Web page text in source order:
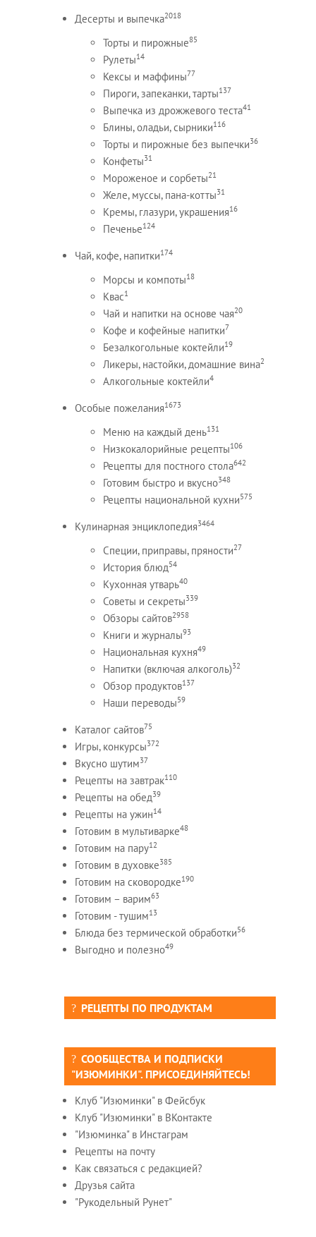
Десерты и выпечка2018
Торты и пирожные85
Рулеты14
Кексы и маффины77
Пироги, запеканки, тарты137
Выпечка из дрожжевого теста41
Блины, оладьи, сырники116
Торты и пирожные без выпечки36
Конфеты31
Мороженое и сорбеты21
Желе, муссы, пана-котты31
Кремы, глазури, украшения16
Печенье124
Чай, кофе, напитки174
Морсы и компоты18
Квас1
Чай и напитки на основе чая20
Кофе и кофейные напитки7
Безалкогольные коктейли19
Ликеры, настойки, домашние вина2
Алкогольные коктейли4
Особые пожелания1673
Меню на каждый день131
Низкокалорийные рецепты106
Рецепты для постного стола642
Готовим быстро и вкусно348
Рецепты национальной кухни575
Кулинарная энциклопедия3464
Специи, приправы, пряности27
История блюд54
Кухонная утварь40
Советы и секреты339
Обзоры сайтов2958
Книги и журналы93
Национальная кухня49
Напитки (включая алкоголь)32
Обзор продуктов137
Наши переводы59
Каталог сайтов75
Игры, конкурсы372
Вкусно шутим37
Рецепты на завтрак110
Рецепты на обед39
Рецепты на ужин14
Готовим в мультиварке48
Готовим на пару12
Готовим в духовке385
Готовим на сковородке190
Готовим – варим63
Готовим - тушим13
Блюда без термической обработки56
Выгодно и полезно49
РЕЦЕПТЫ ПО ПРОДУКТАМ
СООБЩЕСТВА И ПОДПИСКИ
"ИЗЮМИНКИ". ПРИСОЕДИНЯЙТЕСЬ!
Клуб "Изюминки" в Фейсбук
Клуб "Изюминки" в ВКонтакте
"Изюминка" в Инстаграм
Рецепты на почту
Как связаться с редакцией?
Друзья сайта
"Рукодельный Рунет"